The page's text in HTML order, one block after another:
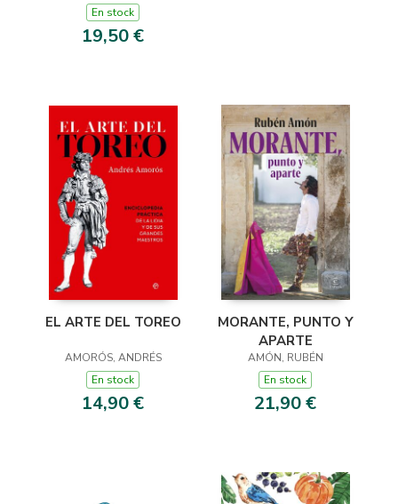
En stock
19,50 €
EL ARTE DEL TOREO
AMORÓS, ANDRÉS
En stock
14,90 €
MORANTE, PUNTO Y
APARTE
AMÓN, RUBÉN
En stock
21,90 €